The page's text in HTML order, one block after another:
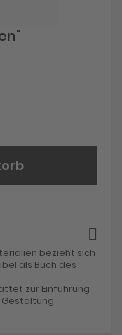
bezieht sich
als Buch des
zur Einführung
Gestaltung